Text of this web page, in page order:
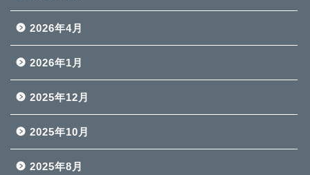
2026年4月
2026年1月
2025年12月
2025年10月
2025年8月